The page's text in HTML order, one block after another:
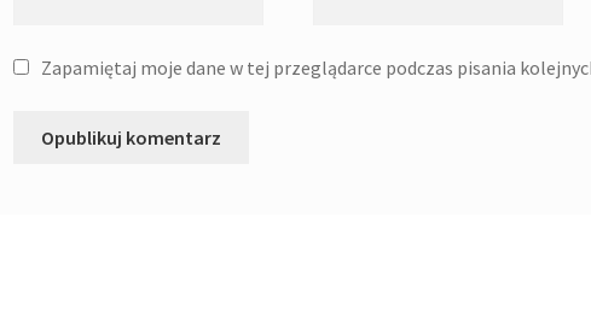
Zapamiętaj moje dane w tej przeglądarce podczas pisania